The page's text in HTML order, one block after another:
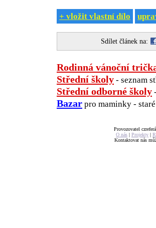
+ vložit vlastní dílo
Sdílet článek na:
Rodinná vánoční
Střední školy - seznam
Střední odborné školy
Bazar pro maminky -
Provozovatel
O nás | Projekty |
Kontaktovat nás